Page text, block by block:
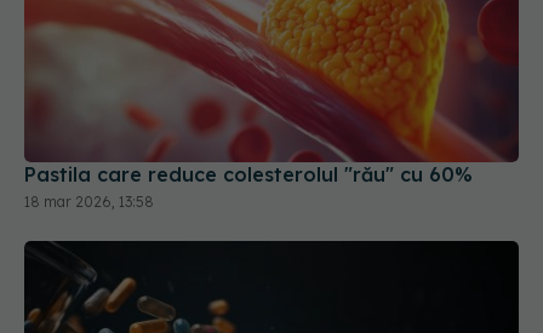
Pastila care reduce colesterolul "rău" cu 60%
18 mar 2026, 13:58